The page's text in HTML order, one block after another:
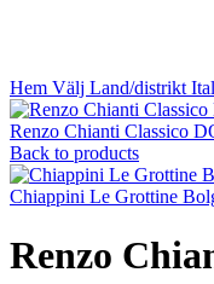
Hem Välj Land/distrikt
Renzo Chianti Classico
Back to products
Chiappini Le Grottine
Renzo